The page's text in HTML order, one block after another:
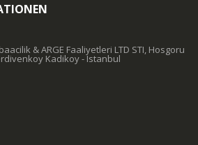
& ARGE Faaliyetleri LTD STI, Hosgoru
Kadikoy - Istanbul